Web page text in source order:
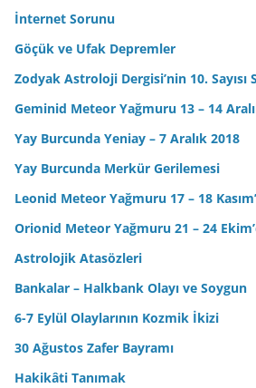
İnternet Sorunu
Göçük ve Ufak Depremler
Zodyak Astroloji Dergisi’nin 10. Sayısı
Geminid Meteor Yağmuru 13 – 14
Yay Burcunda Yeniay – 7 Aralık 2018
Yay Burcunda Merkür Gerilemesi
Leonid Meteor Yağmuru 17 – 18
Orionid Meteor Yağmuru 21 – 24
Astrolojik Atasözleri
Bankalar – Halkbank Olayı ve Soygun
6-7 Eylül Olaylarının Kozmik İkizi
30 Ağustos Zafer Bayramı
Hakikâti Tanımak